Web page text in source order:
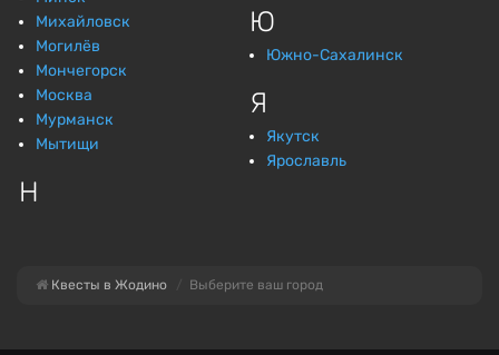
Михайловск
Могилёв
Мончегорск
Москва
Мурманск
Мытищи
Н
Ю
Южно-Сахалинск
Я
Якутск
Ярославль
Квесты в Жодино Выберите ваш город